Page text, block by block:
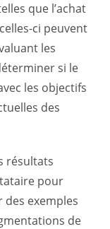
que l’achat
ci peuvent
les
si le
les objectifs
des
résultats
pour
des exemples
de